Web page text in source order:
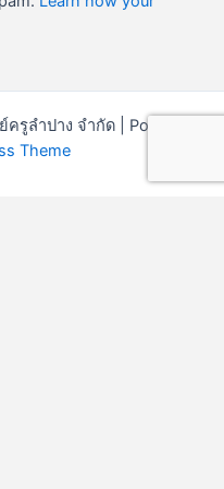
ลำปาง จำกัด | Powered by
Theme